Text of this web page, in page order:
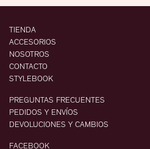
TIENDA
ACCESORIOS
NOSOTROS
CONTACTO
STYLEBOOK
PREGUNTAS FRECUENTES
PEDIDOS Y ENVÍOS
DEVOLUCIONES Y CAMBIOS
FACEBOOK